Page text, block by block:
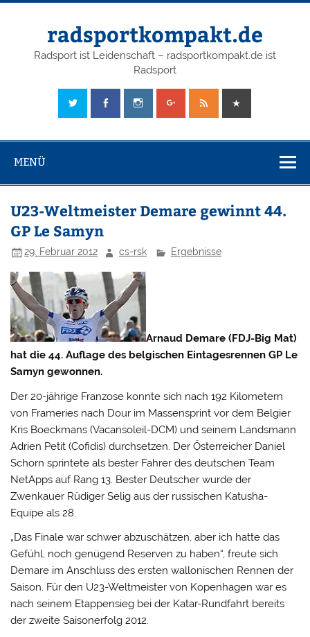
radsportkompakt.de
Radsport ist Leidenschaft – radsportkompakt.de ist
Radsport
MENÜ
U23-Weltmeister Demare gewinnt 44.
GP Le Samyn
29. Februar 2012 cs-rsk Ergebnisse
Arnaud Demare (FDJ-Big Mat)
hat die 44. Auflage des belgischen Eintagesrennen GP Le
Samyn gewonnen.
Der 20-jährige Franzose konnte sich nach 192 Kilometern
von Frameries nach Dour im Massensprint vor dem Belgier
Kris Boeckmans (Vacansoleil-DCM) und seinem Landsmann
Adrien Petit (Cofidis) durchsetzen. Der Österreicher Daniel
Schorn sprintete als bester Fahrer des deutschen Team
NetApps auf Rang 13. Bester Deutscher wurde der
Zwenkauer Rüdiger Selig aus der russischen Katusha-
Equipe als 28.
„Das Finale war schwer abzuschätzen, aber ich hatte das
Gefühl, noch genügend Reserven zu haben“, freute sich
Demare im Anschluss des ersten wallonischen Rennen der
Saison. Für den U23-Weltmeister von Kopenhagen war es
nach seinem Etappensieg bei der Katar-Rundfahrt bereits
der zweite Saisonerfolg 2012.